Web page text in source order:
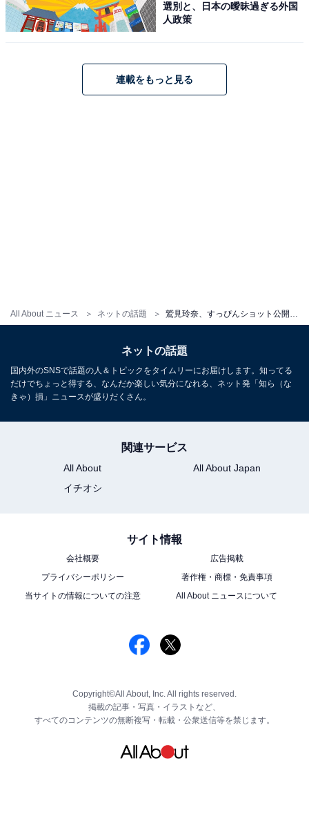
All About ニュース ネットの話題
選別と、日本の曖昧過ぎる外国
人政策
連載をもっと見る
ネットの話題
国内外のSNSで話題の人＆トピックをタイムリーにお届けします。知ってる
だけでちょっと得する、なんだか楽しい気分になれる、ネット発「知ら（な
きゃ）損」ニュースが盛りだくさん。
関連サービス
All About
All About Japan
イチオシ
サイト情報
会社概要
広告掲載
プライバシーポリシー
著作権・商標・免責事項
当サイトの情報についての注意
All About ニュースについて
Copyright©All About, Inc. All rights reserved.
掲載の記事・写真・イラストなど、
すべてのコンテンツの無断複写・転載・公衆送信等を禁じます。